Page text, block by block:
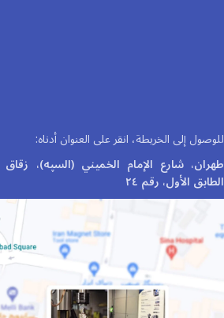
للوصول إلى الخريطة، انقر على العنوان أدناه:
طهران، شارع الإمام الخميني (السپه)،
الطابق الأول، رقم ٢٤